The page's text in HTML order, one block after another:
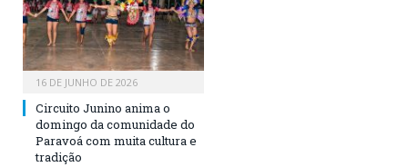
16 DE JUNHO DE 2026
Circuito Junino anima o
domingo da comunidade do
Paravoá com muita cultura e
tradição